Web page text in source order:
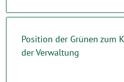
Position der Grünen zum
der Verwaltung